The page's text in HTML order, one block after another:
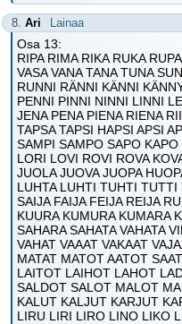
8. Ari Lainaa
Osa 13:
RIPA RIMA RIKA RUKA
VASA VANA TANA TUNA
RUNNI RÄNNI KÄNNI
PENNI PINNI NINNI LINNI
JENA PENA PIENA RIENA
TAPSA TAPSI HAPSI APSI
SAMPI SAMPO SAPO
LORI LOVI ROVI ROVA
JUOLA JUOVA JUOPA
LUHTA LUHTI TUHTI TUTTI
SAIJA FAIJA FEIJA REIJA
KUURA KUMURA KUMARA
SAHARA SAHATA VAHATA
VAHAT VAAAT VAKAAT
MATAT MATOT AATOT
LAITOT LAIHOT LAHOT
SALDOT SALOT MALOT
KALUT KALJUT KARJUT
LIRU LIRI LIRO LINO LIKO